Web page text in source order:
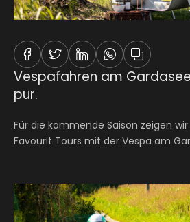
Vespafahren am
pur.
Für die kommende Saison zeigen
Favourit Tours mit der Vespa am
In die Zwischenablage kopiert